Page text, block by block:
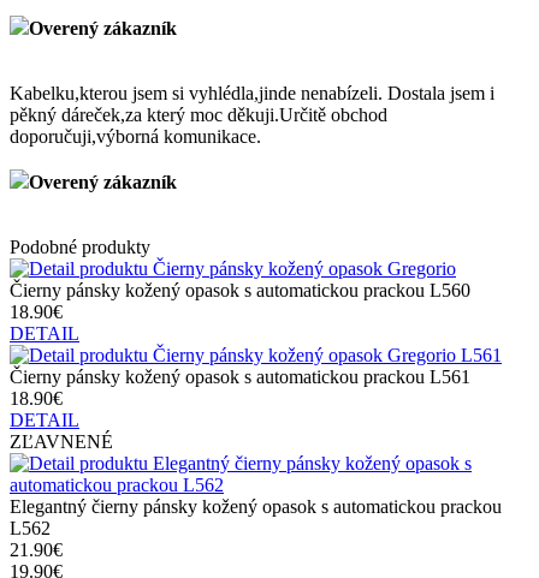
Overený zákazník
Kabelku,kterou jsem si vyhlédla,jinde nenabízeli. Dostala jsem i
pěkný dáreček,za který moc děkuji.Určitě obchod
doporučuji,výborná komunikace.
Overený zákazník
Podobné produkty
Čierny pánsky kožený opasok s automatickou prackou L560
18.90€
DETAIL
Čierny pánsky kožený opasok s automatickou prackou L561
18.90€
DETAIL
ZĽAVNENÉ
Elegantný čierny pánsky kožený opasok s automatickou prackou
L562
21.90€
19.90€